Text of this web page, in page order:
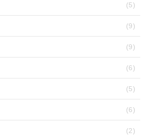
(5)
(9)
(9)
(6)
(5)
(6)
(2)